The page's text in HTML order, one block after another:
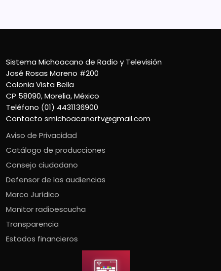
Sistema Michoacano de Radio y Televisión
José Rosas Moreno #200
Colonia Vista Bella
CP 58090, Morelia, México
Teléfono (01) 4431136900
Contacto smichoacanortv@gmail.com
Aviso de Privacidad
Catálogo de producciones
Consejo ciudadano
Defensor de las audiencias
Marco Jurídico
Monitor radioescucha
Transparencia
Estados financieros